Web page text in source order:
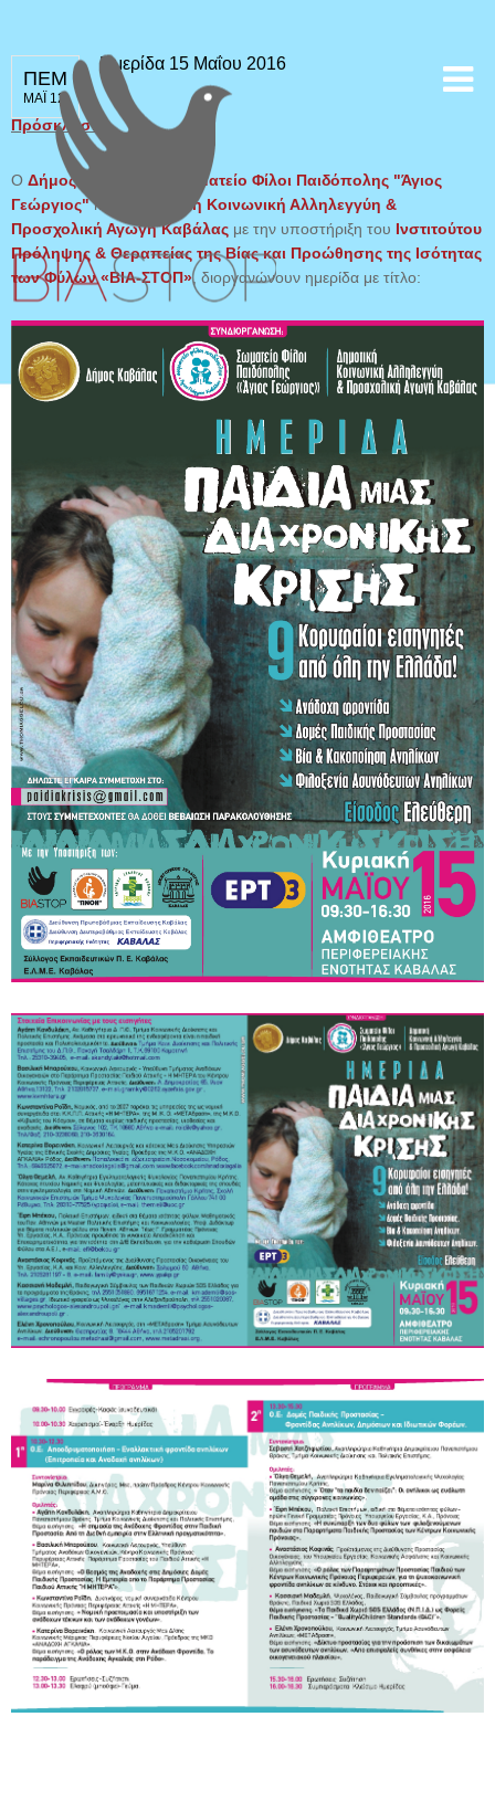
ΠΕΜ
ΜΑΪ 12
Ημερίδα 15 Μαΐου 2016
Πρόσκληση
Ο Δήμος Καβάλας
Σωματείο Φίλοι Παιδόπολης "Άγιος
Γεώργιος"και η
Δημοτική Κοινωνική Αλληλεγγύη &
Προσχολική Αγωγή Καβάλας με την υποστήριξη του Ινστιτούτου
Πρόληψης & Θεραπείας της Βίας και Προώθησης της Ισότητας
των Φύλων «ΒΙΑ-ΣΤΟΠ», διοργανώνουν ημερίδα με τίτλο: